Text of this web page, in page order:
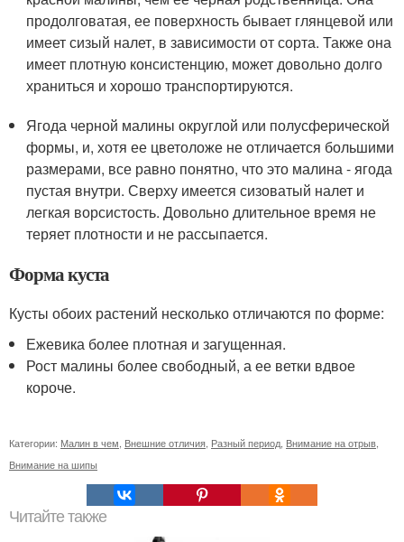
продолговатая, ее поверхность бывает глянцевой или
имеет сизый налет, в зависимости от сорта. Также она
имеет плотную консистенцию, может довольно долго
храниться и хорошо транспортируются.
Ягода черной малины округлой или полусферической
формы, и, хотя ее цветоложе не отличается большими
размерами, все равно понятно, что это малина - ягода
пустая внутри. Сверху имеется сизоватый налет и
легкая ворсистость. Довольно длительное время не
теряет плотности и не рассыпается.
Форма куста
Кусты обоих растений несколько отличаются по форме:
Ежевика более плотная и загущенная.
Рост малины более свободный, а ее ветки вдвое
короче.
Категории: Малин в чем Внешние отличия Разный период Внимание на отрыв
Внимание на шипы
Читайте также